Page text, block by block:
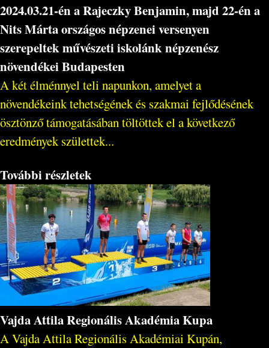
2024.03.21-én a Rajeczky Benjamin, majd 22-én a
Nits Márta országos népzenei versenyen
szerepeltek művészeti iskolánk népzenész
növendékei Budapesten
A két élménnyel teli napunkon, amelyet a
növendékeink tehetségének és szakmai fejlődésének
ösztönző támogatásában töltöttek el a következő
eredmények születtek...
További részletek
Vajda Attila Regionális Akadémia Kupa
A Vajda Attila Regionális Akadémiai Kupán,